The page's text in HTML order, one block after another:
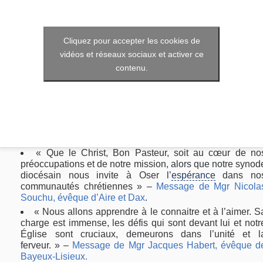
Cliquez pour accepter les cookies de
vidéos et réseaux sociaux et activer ce
contenu.
« Que le Christ, Bon Pasteur, soit au cœur de
préoccupations et de notre mission, alors que notre
diocésain nous invite à Oser l’espérancedans
communautés chrétiennes » – Message de Mgr
Souchu, évêque d’Aire et Dax.
« Nous allons apprendre à le connaitre et à l’aimer.
charge est immense, les défis qui sont devant lui et
Église sont cruciaux, demeurons dans l’unité et
ferveur. » – Message de Mgr Jacques Habert, évêque
Bayeux-Lisieux.